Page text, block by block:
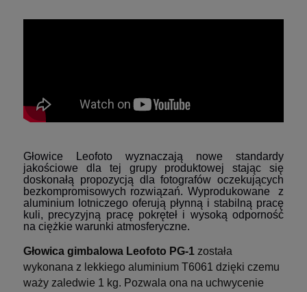
Głowice Leofoto wyznaczają nowe standardy
jakościowe dla tej grupy produktowejstając się
doskonałą propozycją dla fotografów oczekujących
bezkompromisowych rozwiązań. Wyprodukowane z
aluminium lotniczego oferują płynną i stabilną pracę
kuli, precyzyjną pracę pokręteł i wysoką odporność
na ciężkie warunki atmosferyczne.
Głowica gimbalowa Leofoto PG-1 została
wykonana z lekkiego aluminium T6061 dzięki czemu
waży zaledwie 1 kg. Pozwala ona na uchwycenie